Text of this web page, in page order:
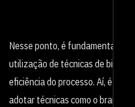
Nesse ponto, é fundamental
utilização de técnicas de big
eficiência do processo. Aí, é só
adotar técnicas como o